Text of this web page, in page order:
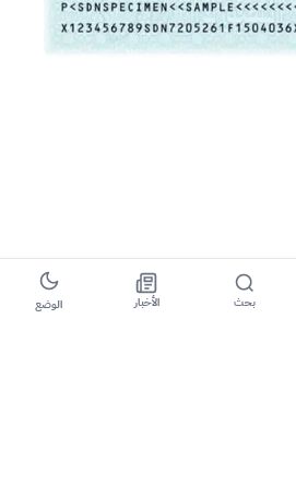
بحث الأخبار الوضع